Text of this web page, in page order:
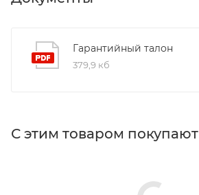
Гарантийный талон
379,9 кб
С этим товаром покупают